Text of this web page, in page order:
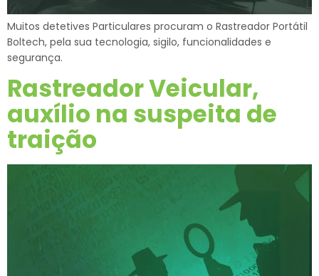
Muitos detetives Particulares procuram o Rastreador Portátil
Boltech, pela sua tecnologia, sigilo, funcionalidades e
segurança.
Rastreador Veicular,
auxílio na suspeita de
traição